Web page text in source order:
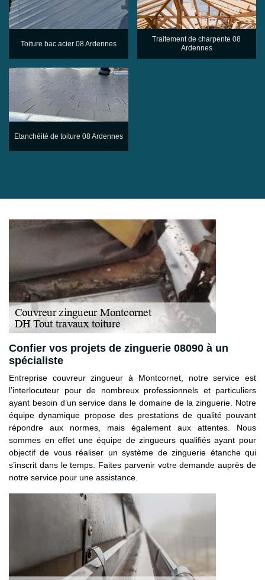
Toiture bac acier 08 Ardennes
Traitement de charpente 08
Ardennes
Etanchéité de toiture 08 Ardennes
Confier vos projets de zinguerie 08090 à un
spécialiste
Entreprise couvreur zingueur à Montcornet, notre service est
l’interlocuteur pour de nombreux professionnels et particuliers
ayant besoin d’un service dans le domaine de la zinguerie. Notre
équipe dynamique propose des prestations de qualité pouvant
répondre aux normes, mais également aux attentes. Nous
sommes en effet une équipe de zingueurs qualifiés ayant pour
objectif de vous réaliser un système de zinguerie étanche qui
s’inscrit dans le temps. Faites parvenir votre demande auprès de
notre service pour une assistance.